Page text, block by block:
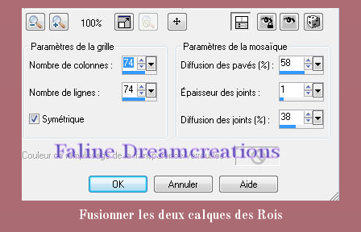
Fusionner les deux calques des Rois